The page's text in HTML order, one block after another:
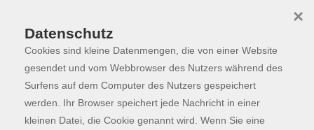
Skip to main content
Programm
Der Kurs konnte nicht gefunden werden.
Datenschutz
Cookies sind kleine Datenmengen, die von einer Website
gesendet und vom Webbrowser des Nutzers während des
Surfens auf dem Computer des Nutzers gespeichert
werden. Ihr Browser speichert jede Nachricht in einer
kleinen Datei, die Cookie genannt wird. Wenn Sie eine
×